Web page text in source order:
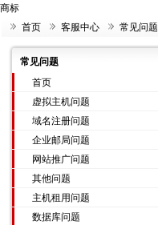
商标
首页
客服中心 常见问题
常见问题
首页
虚拟主机问题
域名注册问题
企业邮局问题
网站推广问题
其他问题
主机租用问题
数据库问题